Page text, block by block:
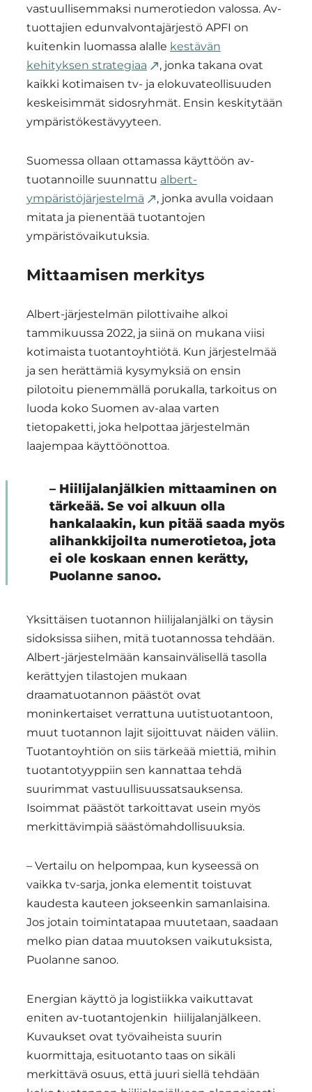
vastuullisemmaksi numerotiedon valossa. Av-
tuottajien edunvalvontajärjestö APFI on
kuitenkin luomassa alalle kestävän
kehityksen strategiaa
, jonka takana ovat
kaikki kotimaisen tv- ja elokuvateollisuuden
keskeisimmät sidosryhmät. Ensin keskitytään
ympäristökestävyyteen.
Suomessa ollaan ottamassa käyttöön av-
tuotannoille suunnattu albert-
ympäristöjärjestelmä
, jonka avulla voidaan
mitata ja pienentää tuotantojen
ympäristövaikutuksia.
Mittaamisen merkitys
Albert-järjestelmän pilottivaihe alkoi
tammikuussa 2022, ja siinä on mukana viisi
kotimaista tuotantoyhtiötä. Kun järjestelmää
ja sen herättämiä kysymyksiä on ensin
pilotoitu pienemmällä porukalla, tarkoitus on
luoda koko Suomen av-alaa varten
tietopaketti, joka helpottaa järjestelmän
laajempaa käyttöönottoa.
– Hiilijalanjälkien mittaaminen on
tärkeää. Se voi alkuun olla
hankalaakin, kun pitää saada myös
alihankkijoilta numerotietoa, jota
ei ole koskaan ennen kerätty,
Puolanne sanoo.
Yksittäisen tuotannon hiilijalanjälki on täysin
sidoksissa siihen, mitä tuotannossa tehdään.
Albert-järjestelmään kansainvälisellä tasolla
kerättyjen tilastojen mukaan
draamatuotannon päästöt ovat
moninkertaiset verrattuna uutistuotantoon,
muut tuotannon lajit sijoittuvat näiden väliin.
Tuotantoyhtiön on siis tärkeää miettiä, mihin
tuotantotyyppiin sen kannattaa tehdä
suurimmat vastuullisuussatsauksensa.
Isoimmat päästöt tarkoittavat usein myös
merkittävimpiä säästömahdollisuuksia.
– Vertailu on helpompaa, kun kyseessä on
vaikka tv-sarja, jonka elementit toistuvat
kaudesta kauteen jokseenkin samanlaisina.
Jos jotain toimintatapaa muutetaan, saadaan
melko pian dataa muutoksen vaikutuksista,
Puolanne sanoo.
Energian käyttö ja logistiikka vaikuttavat
eniten av-tuotantojenkin hiilijalanjälkeen.
Kuvaukset ovat työvaiheista suurin
kuormittaja, esituotanto taas on sikäli
merkittävä osuus, että juuri siellä tehdään